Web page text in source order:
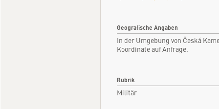
Geografische Angaben
In der Umgebung von Česká
Koordinate auf Anfrage.
Rubrik
Militär